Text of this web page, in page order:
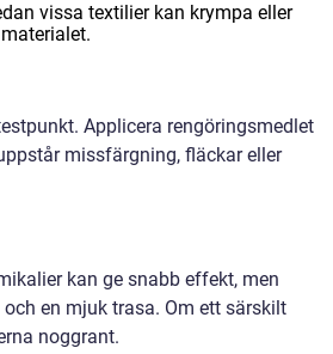
vissa textilier kan krympa eller
Applicera rengöringsmedlet
missfärgning, fläckar eller
kan ge snabb effekt, men
en mjuk trasa. Om ett särskilt
noggrant.